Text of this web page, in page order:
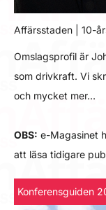
Affärsstaden | 10-
Omslagsprofil är
som drivkraft. Vi
och mycket mer…
OBS: e-Magasinet
att läsa tidigare
Konferensguiden